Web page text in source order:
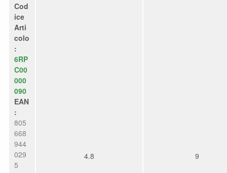
Cod
ice
Arti
colo
:
6RP
C00
000
090
EAN
:
805
668
944
029
5
4.8 9